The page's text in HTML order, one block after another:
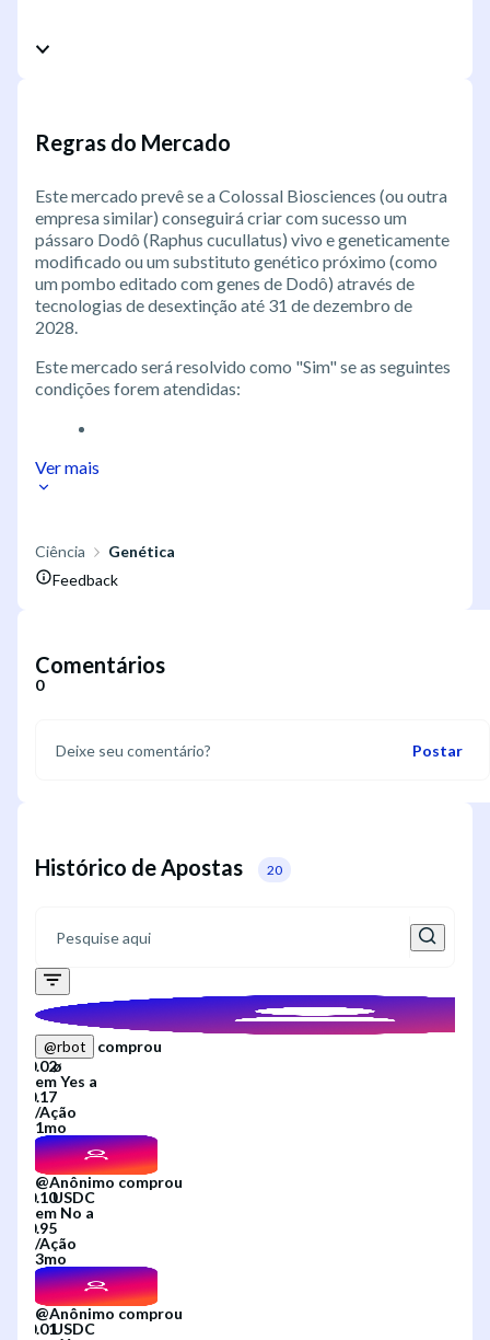
Regras do Mercado
Este mercado prevê se a Colossal Biosciences (ou outra
empresa similar) conseguirá criar com sucesso um
pássaro Dodô (Raphus cucullatus) vivo e geneticamente
modificado ou um substituto genético próximo (como
um pombo editado com genes de Dodô) através de
tecnologias de desextinção até 31 de dezembro de
2028.
Este mercado será resolvido como "Sim" se as seguintes
condições forem atendidas:
Ver mais
Ciência
Genética
Feedback
Comentários
0
Postar
Histórico de Apostas 20
@rbot
comprou
emYes a
/Ação
1mo
@Anônimo comprou
em No a
/Ação
3mo
@Anônimo comprou